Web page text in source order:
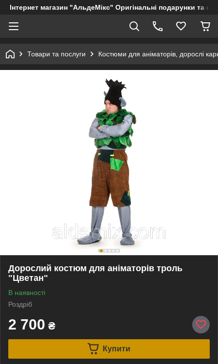
Інтернет магазин "АльдеМікс" Оригінальні подарунки та
Товари та послуги Костюми для аніматорів, дорослі
Дорослий костюм для аніматорів троль
"Цветан"
В наявності
Роздріб
2 700 ₴
Купити